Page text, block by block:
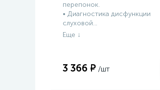
перепонок.
• Диагностика дисфункции
слуховой...
3 366 ₽